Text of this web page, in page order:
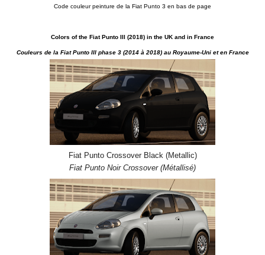
Code couleur peinture de la Fiat Punto 3 en bas de page
Colors of the Fiat Punto III (2018) in the UK and in France
Couleurs de la Fiat Punto III phase 3(2014 à 2018) au Royaume-Uni et en France
Fiat Punto Crossover Black (Metallic)
Fiat Punto Noir Crossover (Métallisé)